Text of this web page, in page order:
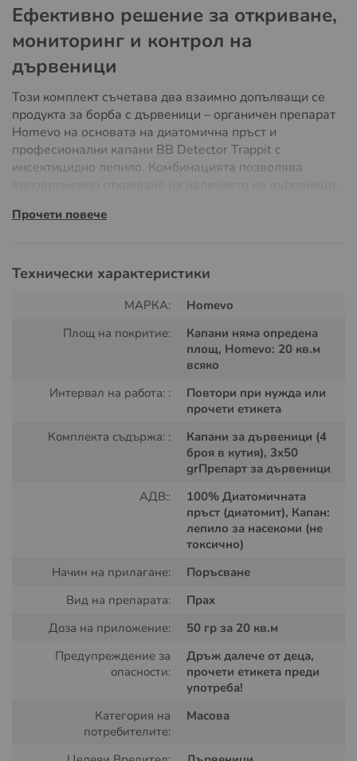
Ефективно решение за откриване,
мониторинг и контрол на
дървеници
Този комплект съчетава два взаимно допълващи се
продукта за борба с дървеници – органичен препарат
Homevo на основата на диатомична пръст и
професионални капани BB Detector Trappit с
инсектицидно лепило. Комбинацията позволява
върху ефективността на третирането.
Комплектът съдържа:
3 опаковки органичен препарат Homevo против
дървеници
10 броя капани за дървеници BB Detector Trappit
Органичен препарат Homevo – 3
опаковки
Прочети повече
Технически характеристики
МАРКА:
Homevo
Площ на покритие:
Капани няма опредена
площ, Homevo: 20 кв.м
всяко
Интервал на работа: :
Повтори при нужда или
прочети етикета
Комплекта съдържа: :
Капани за дървеници (4
броя в кутия), 3x50
grПрепарт за дървеници
АДВ::
100% Диатомичната
пръст (диатомит), Капан:
лепило за насекоми (не
токсично)
Начин на прилагане:
Поръсване
Вид на препарата:
Прах
Доза на приложение:
50 гр за 20 кв.м
Предупреждение за
опасности:
Дръж далече от деца,
прочети етикета преди
употреба!
Категория на
потребителите:
Масова